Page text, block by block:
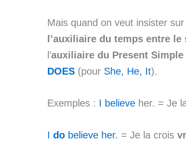
Mais quand on veut insister
l’auxiliaire du temps entre
l’auxiliaire du Present Simple
DOES (pour She, He, It).
Exemples : I believe her. = Je
I do believe her. = Je la crois